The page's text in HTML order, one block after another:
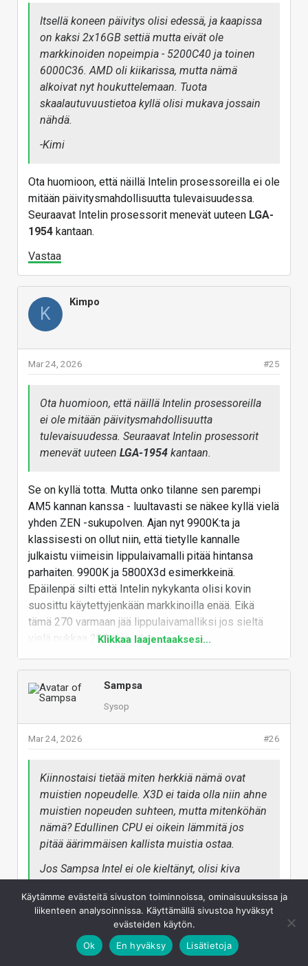
Itsellä koneen päivitys olisi edessä, ja kaapissa
on kaksi 2x16GB settiä mutta eivät ole
markkinoiden nopeimpia - 5200C40 ja toinen
6000C36. AMD oli kiikarissa, mutta nämä
alkoivat nyt houkuttelemaan. Tuota
skaalautuvuustietoa kyllä olisi mukava jossain
nähdä.
-Kimi
Ota huomioon, että näillä Intelin prosessoreilla ei ole
mitään päivitysmahdollisuutta tulevaisuudessa.
Seuraavat Intelin prosessorit menevät uuteen LGA-
1954 kantaan.
Vastaa
K
Kimpo
#25
Mar 24, 2026
Ota huomioon, että näillä Intelin prosessoreilla
ei ole mitään päivitysmahdollisuutta
tulevaisuudessa. Seuraavat Intelin prosessorit
menevät uuteen LGA-1954 kantaan.
Se on kyllä totta. Mutta onko tilanne sen parempi
AM5 kannan kanssa - luultavasti se näkee kyllä vielä
yhden ZEN -sukupolven. Ajan nyt 9900K:ta ja
klassisesti on ollut niin, että tietylle kannalle
julkaistu viimeisin lippulaivamalli pitää hintansa
parhaiten. 9900K ja 5800X3d esimerkkeinä.
Epäilenpä silti että Intelin nykykanta olisi kovin
suosittu käytettyjenkään markkinoilla enää. Eikä
tämä 270 varmaan jää lippulaivamalliksi jos sieltä
vielä pukkaa 290 tms. ulos.
Jospa AMD lähtisi hintakilpailemaan nyt Intelin
kanssa - katsotaan kuinka käy. Vaatii kyllä ensin sen
että kansa alkaa ostamaan näitä Plussia ihan
-Kimi
Vastaa
Klikkaa laajentaaksesi...
Sampsa
Sysop
#26
Mar 24, 2026
Kiinnostaisi tietää miten herkkiä nämä ovat
muistien nopeudelle. X3D ei taida olla niin ahne
muistien nopeuden suhteen, mutta mitenköhän
nämä? Edullinen CPU ei oikein lämmitä jos
pitää äärimmäisen kallista muistia ostaa.
Jos Sampsa Intel ei ole kieltänyt, olisi kiva
asetuksilla...
Ei Intel kerro tai kiellä mitä testata, sen päättää
Käytämme evästeitä sivuston toiminnoissa, ominaisuuksissa ja
liikenteen analysoinnissa. Käyttämällä sivustoa hyväksyt
evästeiden käytön.
Ok
En hyväksy Lisätietoja